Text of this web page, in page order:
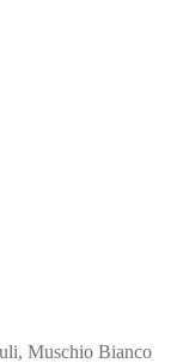
Muschio Bianco